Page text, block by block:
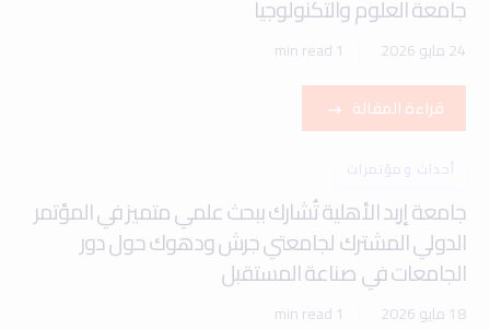
جامعة العلوم والتكنولوجيا
24 مايو 2026 1 min read
قراءة المقالة
أحداث ومؤتمرات
جامعة إربد الأهلية تُشارك ببحث علمي متميز في المؤتمر
الدولي المشترك لجامعتي جرش ودهوك حول دور
الجامعات في صناعة المستقبل
18 مايو 2026 1 min read